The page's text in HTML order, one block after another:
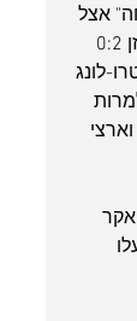
אצל
לונג
ולמרות
וארצי
טאקר